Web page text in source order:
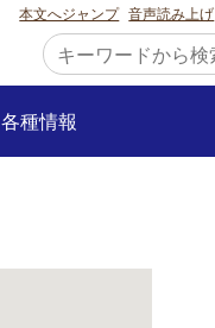
本文へジャンプ 音声読み上げ
各種情報